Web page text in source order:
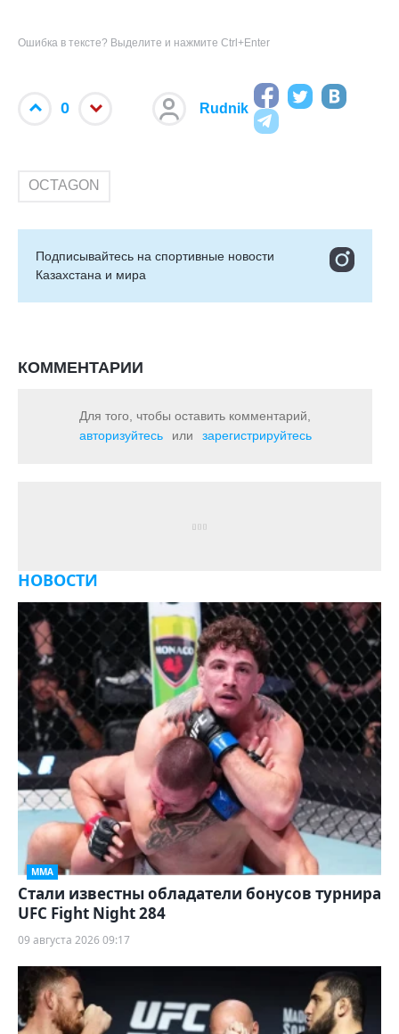
Ошибка в тексте? Выделите и нажмите Ctrl+Enter
0 Rudnik
OCTAGON
Подписывайтесь на cпортивные новости
Казахстана и мира
КОММЕНТАРИИ
Для того, чтобы оставить комментарий,
авторизуйтесь
или зарегистрируйтесь
НОВОСТИ
ММА
Стали известны обладатели бонусов турнира
UFC Fight Night 284
09 августа 2026 09:17